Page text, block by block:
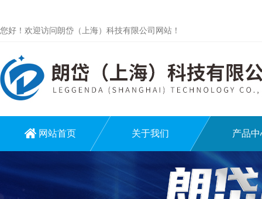
您好！欢迎访问朗岱（上海）科技有限公司网站！
网站首页 关于我们 产品中